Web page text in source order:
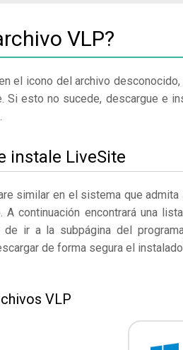
VLP?
el icono del archivo
Si esto no sucede, descargue e
instale LiveSite
similar en el sistema que admita
A continuación encontrará una
de ir a la subpágina del
de forma segura el
VLP